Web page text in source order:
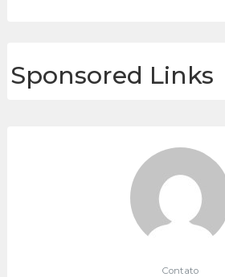
Sponsored Links
Contato